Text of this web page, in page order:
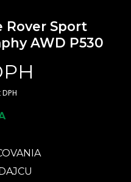
Rover Sport
AWD P530